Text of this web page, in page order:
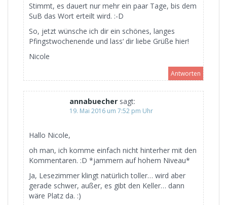
Stimmt, es dauert nur mehr ein paar Tage, bis dem
SuB das Wort erteilt wird. :-D
So, jetzt wünsche ich dir ein schönes, langes
Pfingstwochenende und lass‘ dir liebe Grüße hier!
Nicole
Antworten
annabuecher sagt:
19. Mai 2016 um 7:52 pm Uhr
Hallo Nicole,
oh man, ich komme einfach nicht hinterher mit den
Kommentaren. :D *jammern auf hohem Niveau*
Ja, Lesezimmer klingt natürlich toller… wird aber
gerade schwer, außer, es gibt den Keller… dann
wäre Platz da. :)